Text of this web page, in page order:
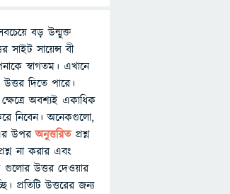
বড় উন্মুক্ত
সাইট সায়েন্স বী
স্বাগতম। এখানে
দিতে পারে।
অবশ্যই একাধিক
নিবেন। অনেকগুলো,
উপরঅনুত্তরিতপ্রশ্ন
না করার এবং
গুলোর উত্তর দেওয়ার
প্রতিটি উত্তরের জন্য